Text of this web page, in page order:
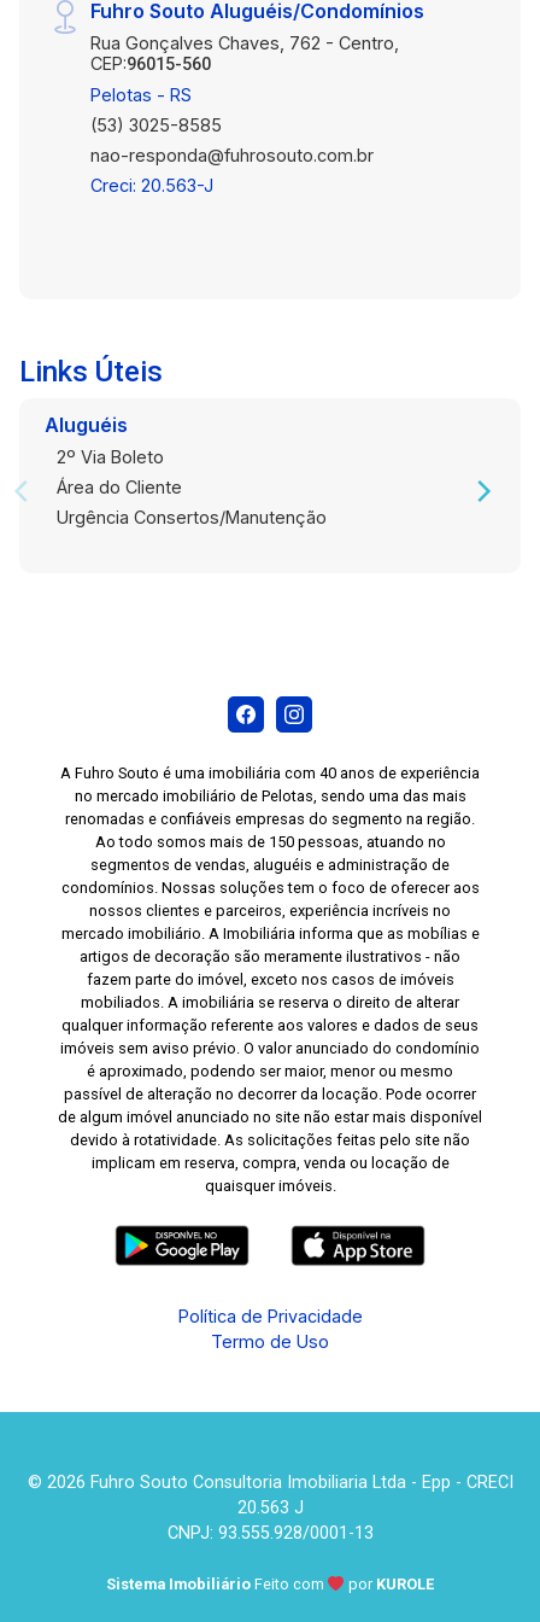
transporte público e demais serviços da zona
norte da cidade. Agende sua visita e venha
conhecer de perto esse apartamento que une
conforto, funcionalidade e localização
estratégica!
Fuhro Souto Aluguéis/Condomínios
Rua Gonçalves Chaves, 762 - Centro,
CEP:96015-560
Pelotas - RS
(53) 3025-8585
nao-responda@fuhrosouto.com.br
Creci: 20.563-J
Links Úteis
Aluguéis
2º Via Boleto
Área do Cliente
Urgência Consertos/Manutenção
A Fuhro Souto é uma imobiliária com 40 anos de experiência
no mercado imobiliário de Pelotas, sendo uma das mais
renomadas e confiáveis empresas do segmento na região.
Ao todo somos mais de 150 pessoas, atuando no
segmentos de vendas, aluguéis e administração de
condomínios. Nossas soluções tem o foco de oferecer aos
nossos clientes e parceiros, experiência incríveis no
mercado imobiliário. A Imobiliária informa que as mobílias e
artigos de decoração são meramente ilustrativos - não
fazem parte do imóvel, exceto nos casos de imóveis
mobiliados. A imobiliária se reserva o direito de alterar
qualquer informação referente aos valores e dados de seus
imóveis sem aviso prévio. O valor anunciado do condomínio
é aproximado, podendo ser maior, menor ou mesmo
passível de alteração no decorrer da locação. Pode ocorrer
de algum imóvel anunciado no site não estar mais disponível
devido à rotatividade. As solicitações feitas pelo site não
implicam em reserva, compra, venda ou locação de
quaisquer imóveis.
Política de Privacidade
Termo de Uso
© 2026 Fuhro Souto Consultoria Imobiliaria Ltda - Epp - CRECI
20.563 J
CNPJ: 93.555.928/0001-13
Sistema Imobiliário Feito com por KUROLE